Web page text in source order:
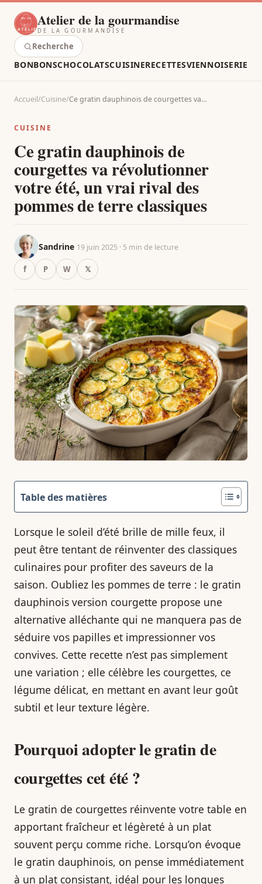
Atelier de la gourmandise
DE LA GOURMANDISE
BONBONSCHOCOLATSCUISINERECETTESVIENNOISERIE
Recherche
Accueil/Cuisine/Ce gratin dauphinois de courgettes va…
CUISINE
Ce gratin dauphinois de
courgettes va révolutionner
votre été, un vrai rival des
pommes de terre classiques
Sandrine 19 juin 2025 · 5 min de lecture
f P W 𝕏
Table des matières
Lorsque le soleil d’été brille de mille feux, il
peut être tentant de réinventer des classiques
culinaires pour profiter des saveurs de la
saison. Oubliez les pommes de terre : le gratin
dauphinois version courgette propose une
alternative alléchante qui ne manquera pas de
séduire vos papilles et impressionner vos
convives. Cette recette n’est pas simplement
une variation ; elle célèbre les courgettes, ce
légume délicat, en mettant en avant leur goût
subtil et leur texture légère.
Pourquoi adopter le gratin de
courgettes cet été ?
Le gratin de courgettes réinvente votre table en
apportant fraîcheur et légèreté à un plat
souvent perçu comme riche. Lorsqu’on évoque
le gratin dauphinois, on pense immédiatement
à un plat consistant, idéal pour les longues